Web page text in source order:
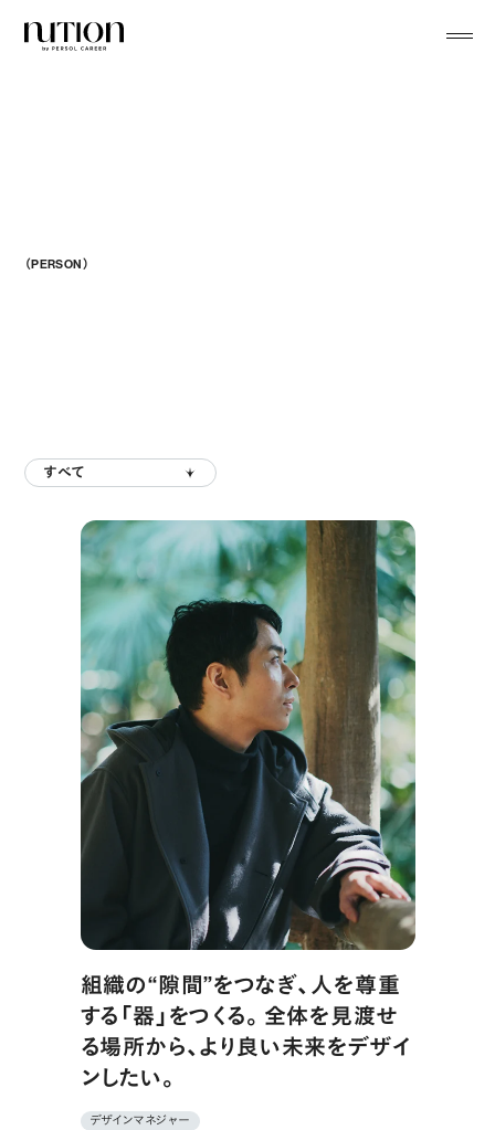
（PERSON）
すべて
組織の“隙間”をつなぎ、人を尊重
する「器」をつくる。全体を見渡せ
る場所から、より良い未来をデザイ
ンしたい。
デザインマネジャー